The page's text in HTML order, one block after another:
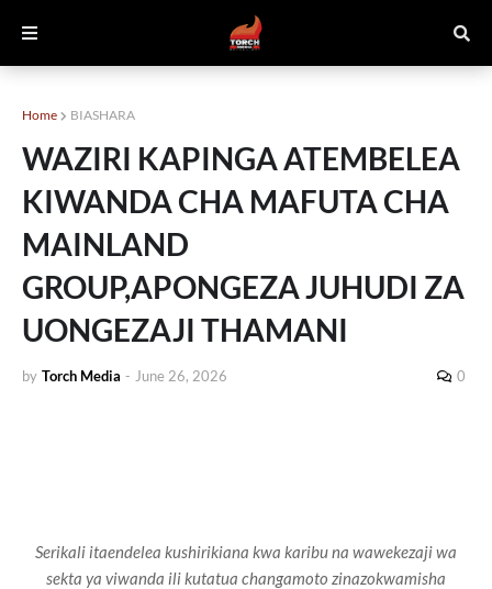
Home BIASHARA
WAZIRI KAPINGA ATEMBELEA
KIWANDA CHA MAFUTA CHA
MAINLAND
GROUP,APONGEZA JUHUDI ZA
UONGEZAJI THAMANI
by Torch Media - June 26, 2026 0
Serikali itaendelea kushirikiana kwa karibu na wawekezaji wa
sekta ya viwanda ili kutatua changamoto zinazokwamisha